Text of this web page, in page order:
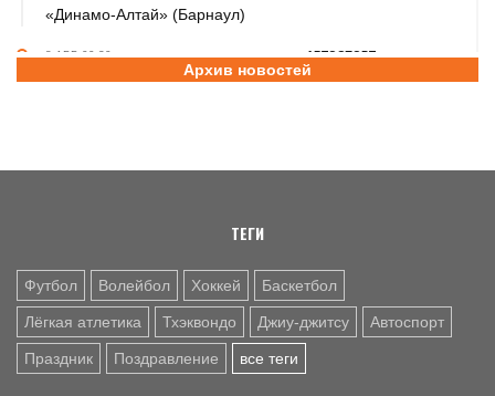
«Динамо-Алтай» (Барнаул)
8 АВГ. 09:30 АВТОСПОРТ
Четвертый этап Кубка Барнаульской Ракеты по дрифту:
Когда спорт – общее дело. Как семья тренеров Коленко
Архив новостей
ТЕГИ
Футбол Волейбол Хоккей Баскетбол
Лёгкая атлетика Тхэквондо Джиу-джитсу Автоспорт
Праздник Поздравление все теги